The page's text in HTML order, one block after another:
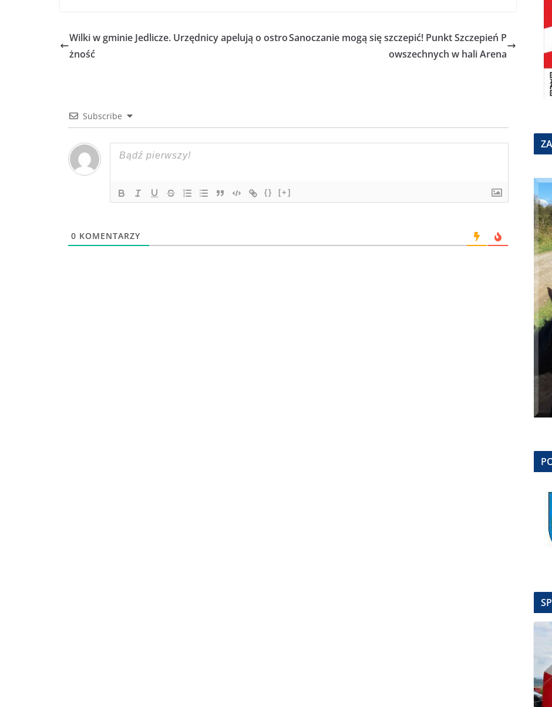
Wilki w gminie Jedlicze. Urzędnicy apelują o ostro
żność
Sanoczanie mogą się szczepić! Punkt Szczepień P
owszechnych w hali Arena
Subscribe
{} [+]
0 KOMENTARZY